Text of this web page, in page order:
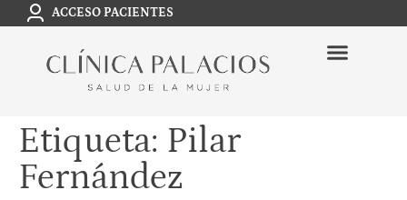
ACCESO PACIENTES
Etiqueta: Pilar
Fernández